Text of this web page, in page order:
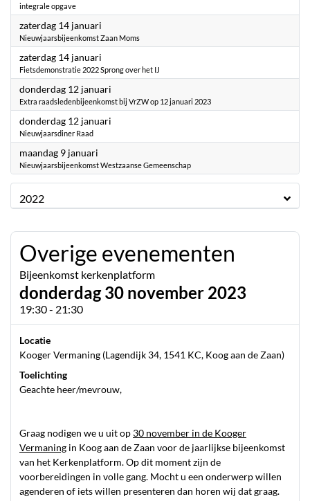
integrale opgave
zaterdag 14 januari
Nieuwjaarsbijeenkomst Zaan Moms
zaterdag 14 januari
Fietsdemonstratie 2022 Sprong over het IJ
donderdag 12 januari
Extra raadsledenbijeenkomst bij VrZW op 12 januari 2023
donderdag 12 januari
Nieuwjaarsdiner Raad
maandag 9 januari
Nieuwjaarsbijeenkomst Westzaanse Gemeenschap
2022
Overige evenementen
Bijeenkomst kerkenplatform
donderdag 30 november 2023
19:30 - 21:30
Locatie
Kooger Vermaning (Lagendijk 34, 1541 KC, Koog aan de Zaan)
Toelichting
Geachte heer/mevrouw,
Graag nodigen we u uit op 30 november in de Kooger
Vermaning in Koog aan de Zaan voor de jaarlijkse bijeenkomst
van het Kerkenplatform. Op dit moment zijn de
voorbereidingen in volle gang. Mocht u een onderwerp willen
agenderen of iets willen presenteren dan horen wij dat graag.